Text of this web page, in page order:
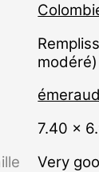
remplissage d'huile (degré
modéré)
7.40 ×
Very